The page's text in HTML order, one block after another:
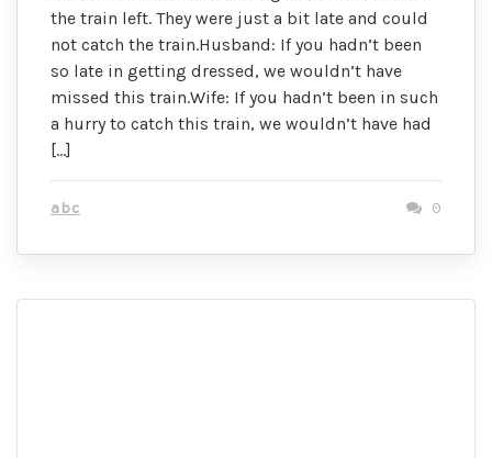
the train left. They were just a bit late and could
not catch the train.Husband: If you hadn’t been
so late in getting dressed, we wouldn’t have
missed this train.Wife: If you hadn’t been in such
a hurry to catch this train, we wouldn’t have had
[…]
abc 0